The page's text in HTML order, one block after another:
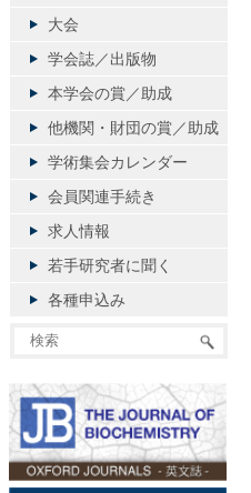
大会
学会誌／出版物
本学会の賞／助成
他機関・財団の賞／助成
学術集会カレンダー
会員関連手続き
求人情報
若手研究者に聞く
各種申込み